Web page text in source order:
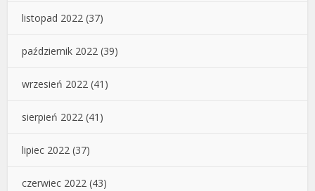
listopad 2022 (37)
październik 2022 (39)
wrzesień 2022 (41)
sierpień 2022 (41)
lipiec 2022 (37)
czerwiec 2022 (43)